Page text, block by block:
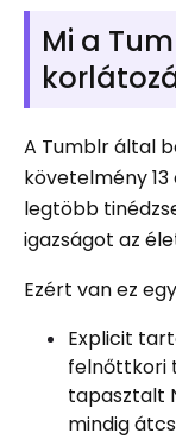
Mi a
A Tumblr által
követelmény
legtöbb
igazságot az
Ezért van ez
Explicit
felnőttkori
tapasztalt
mindig